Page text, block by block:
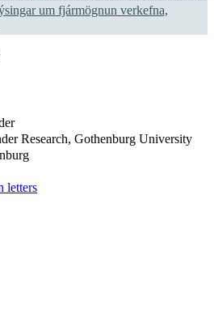
um fjármögnun verkefna,
Research, Gothenburg University
letters